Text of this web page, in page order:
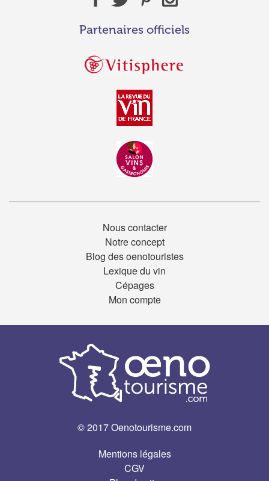
Partenaires officiels
Nous contacter
Notre concept
Blog des oenotouristes
Lexique du vin
Cépages
Mon compte
© 2017 Oenotourisme.com
Mentions légales
CGV